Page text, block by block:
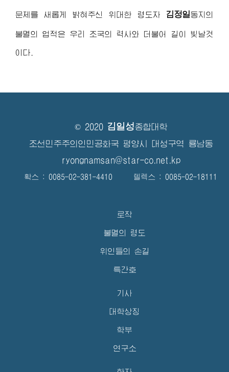
문제를 새롭게 밝혀주신 위대한 령도자 김정일동지 의
불멸의 업적은 우리 조국의 력사와 더불어 길이 빛날것
이다.
© 2020 김일성종합대학
조선민주주의인민공화국 평양시 대성구역 룡남동
ryongnamsan@star-co.net.kp
확스 : 0085-02-381-4410 텔렉스 : 0085-02-18111
로작
불멸의 령도
위인들의 손길
특간호
기사
대학상징
학부
연구소